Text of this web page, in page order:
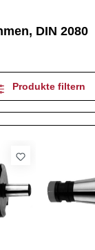
DIN 2080
Produkte filtern